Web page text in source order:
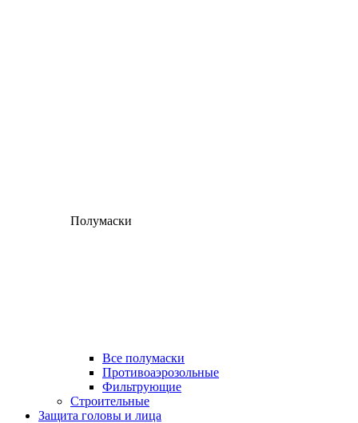
Полумаски
Все полумаски
Противоаэрозольные
Фильтрующие
Строительные
Защита головы и лица